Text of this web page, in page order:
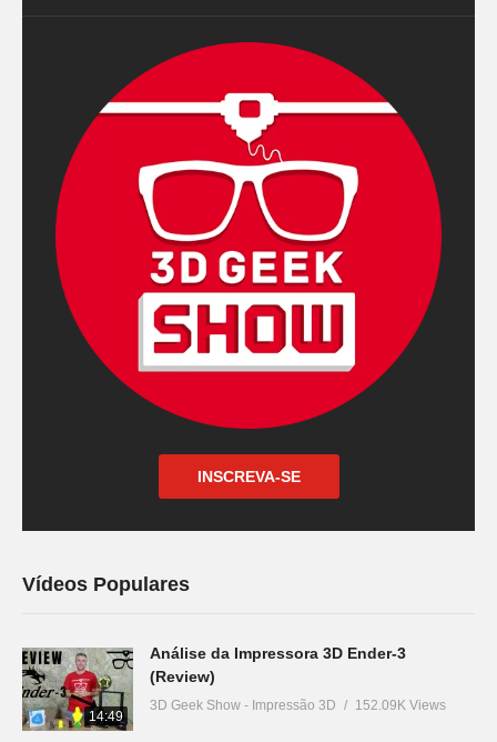
INSCREVA-SE
Vídeos Populares
14:49
Análise da Impressora 3D Ender-3
(Review)
3D Geek Show - Impressão 3D 152.09K Views